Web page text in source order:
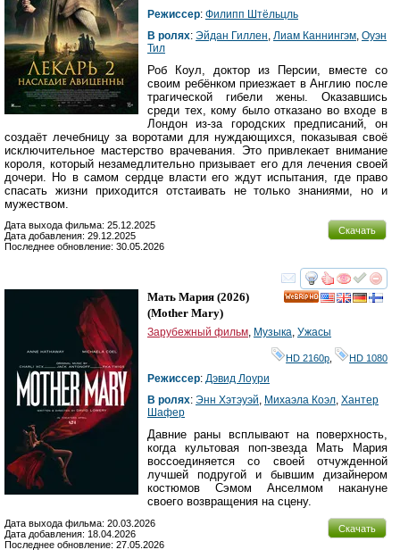
Режиссер: Филипп Штёльцль
В ролях: Эйдан Гиллен Лиам Каннингэм Оуэн
Тил
Роб Коул, доктор из Персии, вместе со
своим ребёнком приезжает в Англию после
трагической гибели жены. Оказавшись
среди тех, кому было отказано во входе в
Лондон из-за городских предписаний, он
создаёт лечебницу за воротами для нуждающихся, показывая своё
исключительное мастерство врачевания. Это привлекает внимание
короля, который незамедлительно призывает его для лечения своей
дочери. Но в самом сердце власти его ждут испытания, где право
спасать жизни приходится отстаивать не только знаниями, но и
мужеством.
Скачать
Дата выхода фильма: 25.12.2025
Дата добавления: 29.12.2025
Последнее обновление: 30.05.2026
смотреть
Мать Мария (2026)
(Mother Mary)
Зарубежный фильм, Музыка, Ужасы
HD 2160р HD 1080
Режиссер: Дэвид Лоури
В ролях: Энн Хэтэуэй, Михаэла Коэл, Хантер
Шафер
Давние раны всплывают на поверхность,
когда культовая поп-звезда Мать Мария
воссоединяется со своей отчужденной
лучшей подругой и бывшим дизайнером
костюмов Сэмом Анселмом накануне
своего возвращения на сцену.
Скачать
Дата выхода фильма: 20.03.2026
Дата добавления: 18.04.2026
Последнее обновление: 27.05.2026